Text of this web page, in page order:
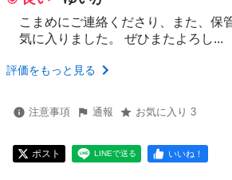
こまめにご連絡くださり、また、保
気に入りました。 ぜひまたよろし...
評価をもっと見る
注意事項 通報 お気に入り 3
ポスト LINEで送る いいね！